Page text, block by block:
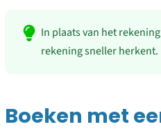
In plaats van het
rekening sneller herkent.
Boeken met